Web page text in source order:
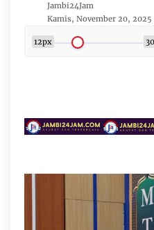
Jambi24Jam
Kamis, November 20, 2025
12px